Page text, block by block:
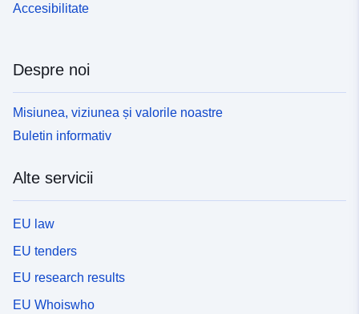
Accesibilitate
Despre noi
Misiunea, viziunea și valorile noastre
Buletin informativ
Alte servicii
EU law
EU tenders
EU research results
EU Whoiswho